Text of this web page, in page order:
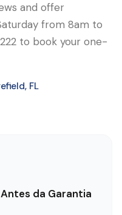
and offer
from 8am to
to book your one-
, FL
da Garantia